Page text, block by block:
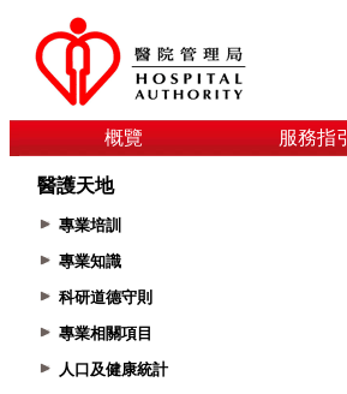
概覽 服務指引
醫護天地
專業培訓
專業知識
科研道德守則
專業相關項目
人口及健康統計